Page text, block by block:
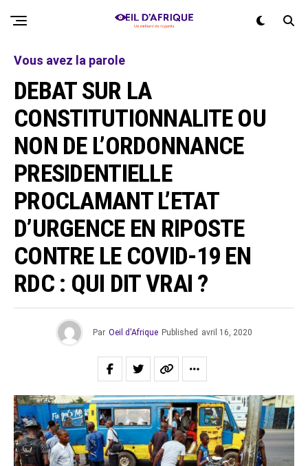
Vous avez la parole
DEBAT SUR LA
CONSTITUTIONNALITE OU
NON DE L’ORDONNANCE
PRESIDENTIELLE
PROCLAMANT L’ETAT
D’URGENCE EN RIPOSTE
CONTRE LE COVID-19 EN
RDC : QUI DIT VRAI ?
Par Oeil d'Afrique Published avril 16, 2020